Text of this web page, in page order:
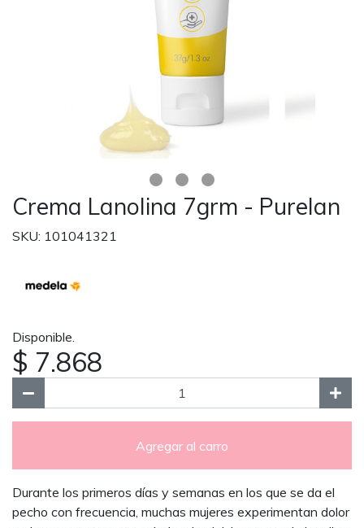
Crema Lanolina 7grm - Purelan
SKU: 101041321
Disponible.
$ 7.868
Agregar al carro
Durante los primeros días y semanas en los que se da el
pecho con frecuencia, muchas mujeres experimentan dolor